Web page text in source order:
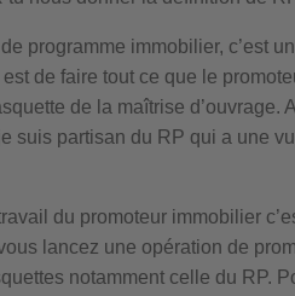
programme immobilier, c’est
de faire tout ce que le
de la maîtrise d’ouvrage.
suis partisan du RP qui a une
du promoteur immobilier
lancez une opération de
notamment celle du RP.